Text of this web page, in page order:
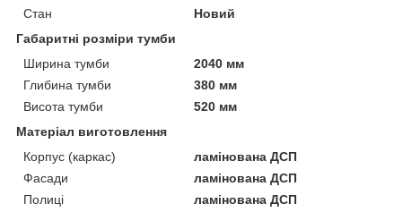
Стан
Новий
Габаритні розміри тумби
Ширина тумби
2040 мм
Глибина тумби
380 мм
Висота тумби
520 мм
Матеріал виготовлення
Корпус (каркас)
ламінована ДСП
Фасади
ламінована ДСП
Полиці
ламінована ДСП